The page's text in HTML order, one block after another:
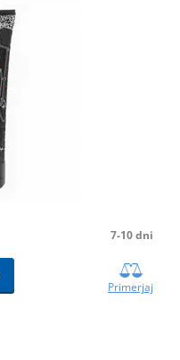
7-10 dni
Primerjaj